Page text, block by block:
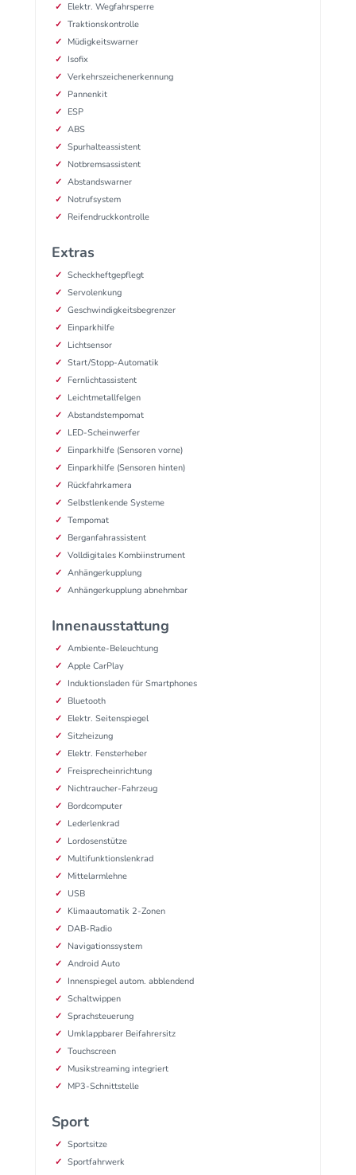
Elektr. Wegfahrsperre
Traktionskontrolle
Müdigkeitswarner
Isofix
Verkehrszeichenerkennung
Pannenkit
ESP
ABS
Spurhalteassistent
Notbremsassistent
Abstandswarner
Notrufsystem
Reifendruckkontrolle
Extras
Scheckheftgepflegt
Servolenkung
Geschwindigkeitsbegrenzer
Einparkhilfe
Lichtsensor
Start/Stopp-Automatik
Fernlichtassistent
Leichtmetallfelgen
Abstandstempomat
LED-Scheinwerfer
Einparkhilfe (Sensoren vorne)
Einparkhilfe (Sensoren hinten)
Rückfahrkamera
Selbstlenkende Systeme
Tempomat
Berganfahrassistent
Volldigitales Kombiinstrument
Anhängerkupplung
Anhängerkupplung abnehmbar
Innenausstattung
Ambiente-Beleuchtung
Apple CarPlay
Induktionsladen für Smartphones
Bluetooth
Elektr. Seitenspiegel
Sitzheizung
Elektr. Fensterheber
Freisprecheinrichtung
Nichtraucher-Fahrzeug
Bordcomputer
Lederlenkrad
Lordosenstütze
Multifunktionslenkrad
Mittelarmlehne
USB
Klimaautomatik 2-Zonen
DAB-Radio
Navigationssystem
Android Auto
Innenspiegel autom. abblendend
Schaltwippen
Sprachsteuerung
Umklappbarer Beifahrersitz
Touchscreen
Musikstreaming integriert
MP3-Schnittstelle
Sport
Sportsitze
Sportfahrwerk